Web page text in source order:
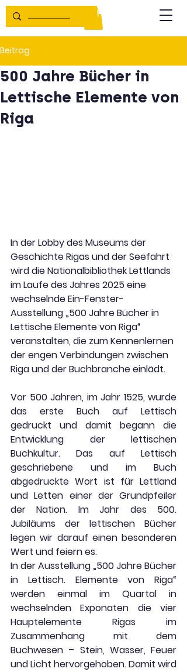
Beitrag
500 Jahre Bücher in
Lettische Elemente von
Riga
In der Lobby des Museums der
Geschichte Rigas und der Seefahrt
wird die Nationalbibliothek Lettlands
im Laufe des Jahres 2025 eine
wechselnde Ein-Fenster-
Ausstellung „500 Jahre Bücher in
Lettische Elemente von Riga“
veranstalten, die zum Kennenlernen
der engen Verbindungen zwischen
Riga und der Buchbranche einlädt.
Vor 500 Jahren, im Jahr 1525, wurde
das erste Buch auf Lettisch
gedruckt und damit begann die
Entwicklung der lettischen
Buchkultur. Das auf Lettisch
geschriebene und im Buch
abgedruckte Wort ist für Lettland
und Letten einer der Grundpfeiler
der Nation. Im Jahr des 500.
Jubiläums der lettischen Bücher
legen wir darauf einen besonderen
Wert und feiern es.
In der Ausstellung „500 Jahre Bücher
in Lettisch. Elemente von Riga“
werden einmal im Quartal in
wechselnden Exponaten
die vier
Hauptelemente Rigas im
Zusammenhang mit dem
Buchwesen – Stein, Wasser, Feuer
und Licht hervorgehoben. Damit wird